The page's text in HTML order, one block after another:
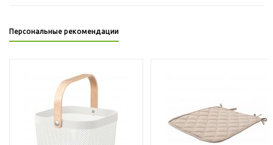
Персональные рекомендации